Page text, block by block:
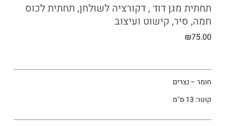
תחתית מגן דוד , דקורציה לשולחן, תחתית לכוס
חמה, סיר, קישוט ועיצוב
₪75.00
חומר – נצרים
קוטר: 13 ס"מ